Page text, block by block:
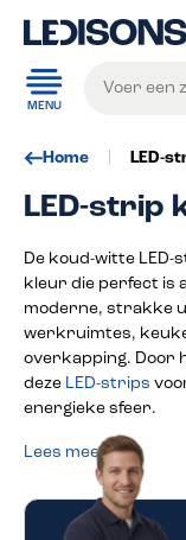
hoofdinhoud
MENU
Home LED-
LED-strip
De koud-witte
kleur die perfect is
moderne, strakke
werkruimtes,
overkapping. Door
deze LED-strips
energieke sfeer.
Lees meer